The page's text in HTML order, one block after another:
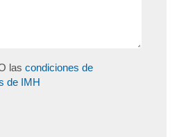
las condiciones de
de IMH